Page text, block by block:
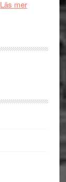
teater
´s
och
Jackie
Läs merom
synas
Vem